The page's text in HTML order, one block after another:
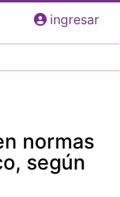
ingresar
normas
según